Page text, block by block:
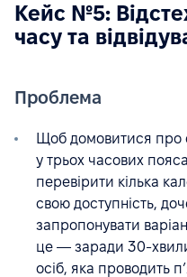
Кейс №5:
часу та
Проблема
Щоб домовитися про
у трьох часових
перевірити кілька
свою доступність,
запропонувати
це — заради 30-
осіб, яка проводить